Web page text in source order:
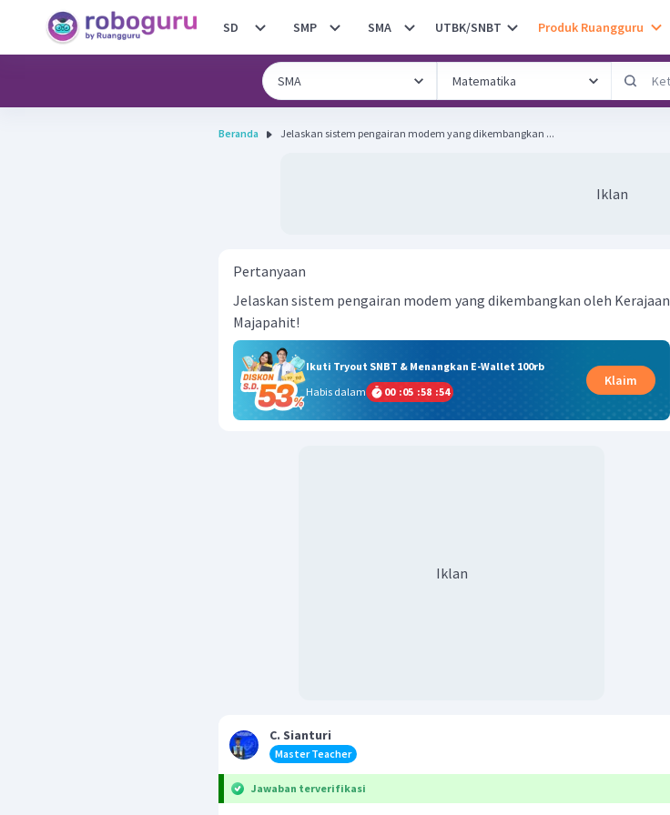
SD SMP SMA UTBK/SNBT Produk Ruangguru
Beranda Jelaskan sistem pengairan modem yang dikembangkan ...
Iklan
Pertanyaan
Jelaskan sistem pengairan modem yang dikembangkan oleh Kerajaan
Majapahit!
Ikuti Tryout SNBT & Menangkan E-Wallet 100rb
Habis dalam
00 :05 :58 :53
Klaim
Iklan
C. Sianturi
Master Teacher
Jawaban terverifikasi